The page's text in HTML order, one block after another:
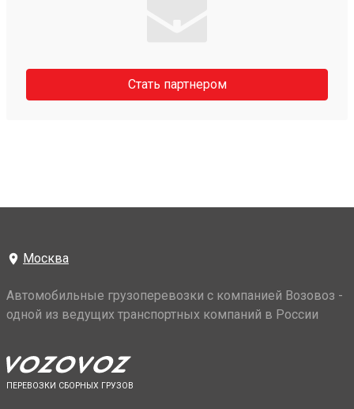
Стать партнером
Москва
Автомобильные грузоперевозки с компанией Возовоз -
одной из ведущих транспортных компаний в России
ПЕРЕВОЗКИ СБОРНЫХ ГРУЗОВ